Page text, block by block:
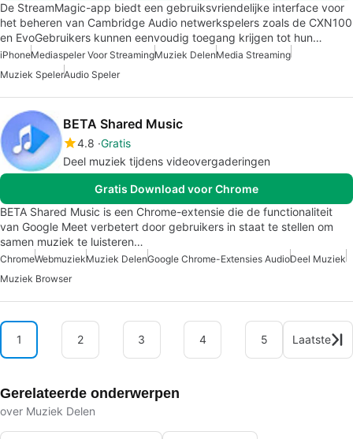
De StreamMagic-app biedt een gebruiksvriendelijke interface voor
het beheren van Cambridge Audio netwerkspelers zoals de CXN100
en EvoGebruikers kunnen eenvoudig toegang krijgen tot hun…
iPhoneMediaspeler Voor StreamingMuziek DelenMedia Streaming
Muziek SpelerAudio Speler
BETA Shared Music
4.8 Gratis
Deel muziek tijdens videovergaderingen
Gratis Download voor Chrome
BETA Shared Music is een Chrome-extensie die de functionaliteit
van Google Meet verbetert door gebruikers in staat te stellen om
samen muziek te luisteren…
ChromeWebmuziekMuziek DelenGoogle Chrome-Extensies AudioDeel Muziek
Muziek Browser
1 2 3 4 5 Laatste
Gerelateerde onderwerpen
over Muziek Delen